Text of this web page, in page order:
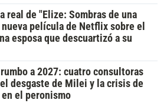
real de "Elize: Sombras de una
película de Netflix sobre el
esposa que descuartizó a su
rumbo a 2027: cuatro consultoras
desgaste de Milei y la crisis de
en el peronismo